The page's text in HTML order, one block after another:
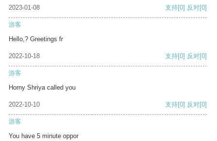
2023-01-08 支持[0] 反对[0]
游客
Hello,? Greetings fr
2022-10-18 支持[0] 反对[0]
游客
Horny Shriya called you
2022-10-10 支持[0] 反对[0]
游客
You have 5 minute oppor